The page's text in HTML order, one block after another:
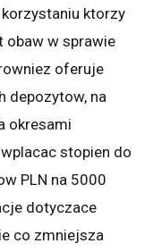
ktorzy
obaw w sprawie
oferuje
depozytow, na
okresami
stopien do
PLN na 5000
dotyczace
co zmniejsza